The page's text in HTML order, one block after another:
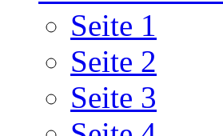
Seite 1
Seite 2
Seite 3